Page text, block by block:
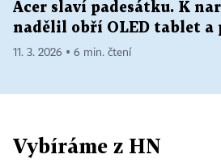
Acer slaví padesátku. K
nadělil obří OLED tablet a
11. 3. 2026 ▪ 6 min. čtení
Vybíráme z HN